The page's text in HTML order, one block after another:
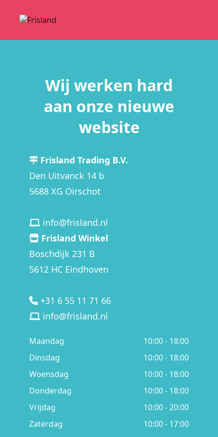
Wij werken hard
aan onze nieuwe
website
Frisland Trading B.V.
Den Uitvanck 14 b
5688 XG Oirschot
info@frisland.nl
Frisland Winkel
Boschdijk 231 B
5612 HC Eindhoven
+31 6 55 11 71 66
info@frisland.nl
Maandag
10:00 - 18:00
Dinsdag
10:00 - 18:00
Woensdag
10:00 - 18:00
Donderdag
10:00 - 18:00
Vrijdag
10:00 - 20:00
Zaterdag
10:00 - 17:00